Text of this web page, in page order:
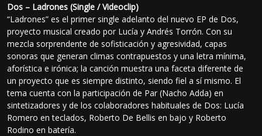
Dos – Ladrones (Single / Videoclip)
“Ladrones” es el primer single adelanto del nuevo EP de Dos,
proyecto musical creado por Lucía y Andrés Torrón. Con su
mezcla sorprendente de sofisticación y agresividad, capas
sonoras que generan climas contrapuestos y una letra mínima,
aforística e irónica; la canción muestra una faceta diferente de
un proyecto que es siempre distinto, siendo fiel a sí mismo. El
tema cuenta con la participación de Par (Nacho Adda) en
sintetizadores y de los colaboradores habituales de Dos: Lucía
Romero en teclados, Roberto De Bellis en bajo y Roberto
Rodino en batería.